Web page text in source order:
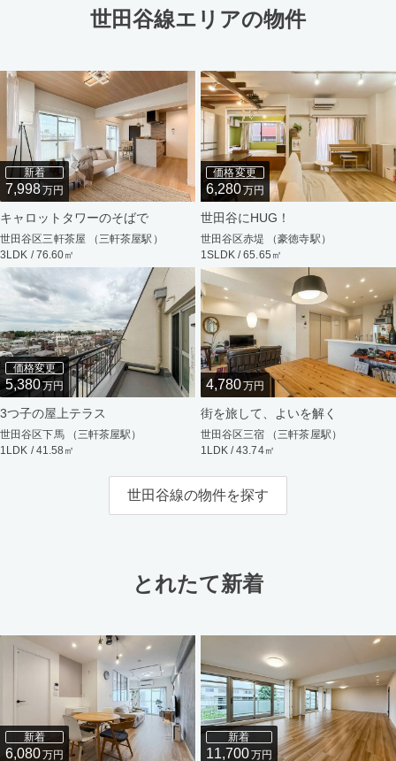
世田谷線エリアの物件
新着
7,998万円
キャロットタワーのそばで
世田谷区三軒茶屋 （三軒茶屋駅）
3LDK / 76.60㎡
価格変更
6,280万円
世田谷にHUG！
世田谷区赤堤 （豪徳寺駅）
1SLDK / 65.65㎡
価格変更
5,380万円
3つ子の屋上テラス
世田谷区下馬 （三軒茶屋駅）
1LDK / 41.58㎡
4,780万円
街を旅して、よいを解く
世田谷区三宿 （三軒茶屋駅）
1LDK / 43.74㎡
世田谷線の物件を探す
とれたて新着
新着
6,080万円
新着
11,700万円